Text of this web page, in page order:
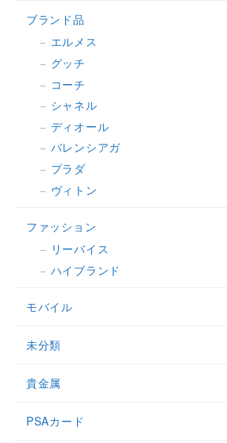
ブランド品
エルメス
グッチ
コーチ
シャネル
ディオール
バレンシアガ
プラダ
ヴィトン
ファッション
リーバイス
ハイブランド
モバイル
未分類
貴金属
PSAカード